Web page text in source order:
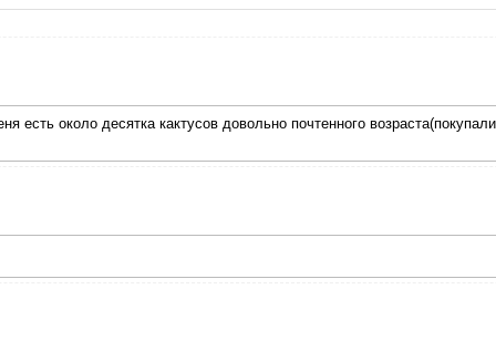
есть около десятка кактусов довольно почтенного